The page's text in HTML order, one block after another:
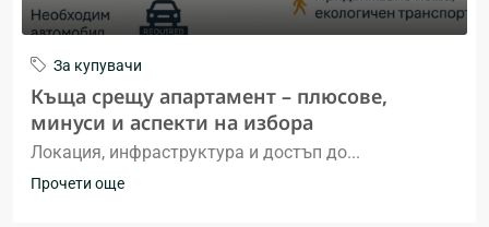
За купувачи
Къща срещу апартамент – плюсове,
минуси и аспекти на избора
Локация, инфраструктура и достъп до...
Прочети още